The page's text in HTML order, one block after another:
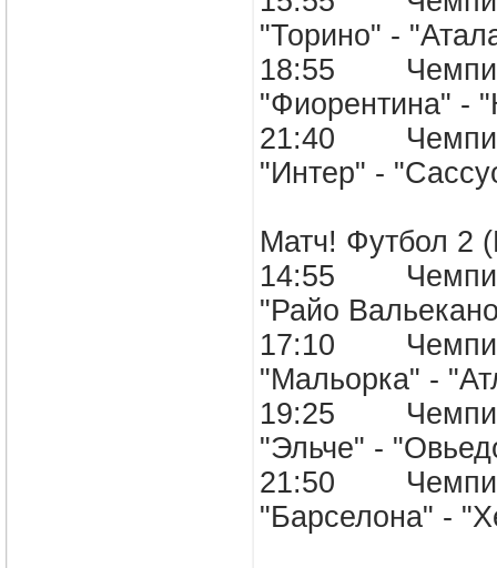
"Торино" -
18:55
21:40
"Интер" -
Матч! Футбол 2
14:55
"Райо
17:10
"Мальорка" -
19:25
"Эльче" -
21:50
"Барселона"